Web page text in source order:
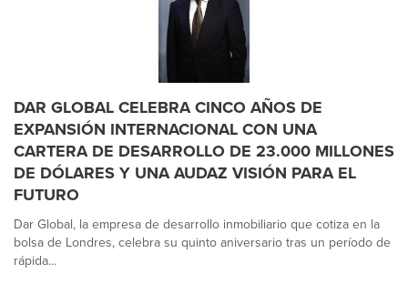
DAR GLOBAL CELEBRA CINCO AÑOS DE
EXPANSIÓN INTERNACIONAL CON UNA
CARTERA DE DESARROLLO DE 23.000 MILLONES
DE DÓLARES Y UNA AUDAZ VISIÓN PARA EL
FUTURO
Dar Global, la empresa de desarrollo inmobiliario que cotiza en la
bolsa de Londres, celebra su quinto aniversario tras un período de
rápida...